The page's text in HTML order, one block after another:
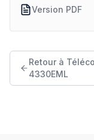
Version PDF
Retour à
4330EML